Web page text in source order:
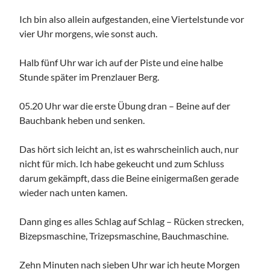
Ich bin also allein aufgestanden, eine Viertelstunde vor
vier Uhr morgens, wie sonst auch.
Halb fünf Uhr war ich auf der Piste und eine halbe
Stunde später im Prenzlauer Berg.
05.20 Uhr war die erste Übung dran – Beine auf der
Bauchbank heben und senken.
Das hört sich leicht an, ist es wahrscheinlich auch, nur
nicht für mich. Ich habe gekeucht und zum Schluss
darum gekämpft, dass die Beine einigermaßen gerade
wieder nach unten kamen.
Dann ging es alles Schlag auf Schlag – Rücken strecken,
Bizepsmaschine, Trizepsmaschine, Bauchmaschine.
Zehn Minuten nach sieben Uhr war ich heute Morgen